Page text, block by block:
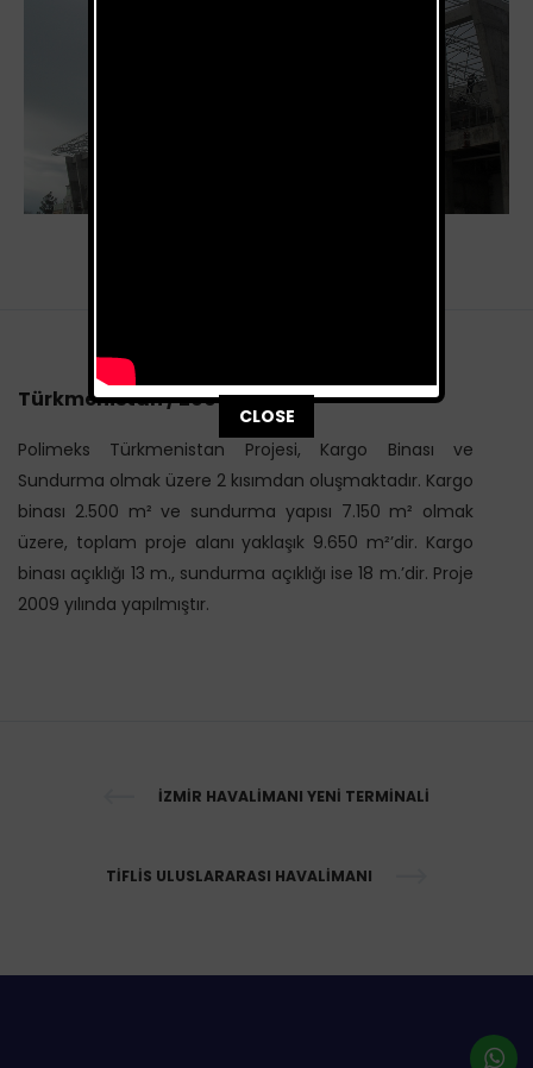
Türkmenistan / 2009
Polimeks Türkmenistan Projesi, Kargo Binası ve
Sundurma olmak üzere 2 kısımdan oluşmaktadır. Kargo
binası 2.500 m² ve sundurma yapısı 7.150 m² olmak
üzere, toplam proje alanı yaklaşık 9.650 m²’dir. Kargo
binası açıklığı 13 m., sundurma açıklığı ise 18 m.’dir. Proje
2009 yılında yapılmıştır.
İZMIR HAVALIMANI YENI TERMINALI
TIFLIS ULUSLARARASI HAVALIMANI
This popup will close in:
CLOSE